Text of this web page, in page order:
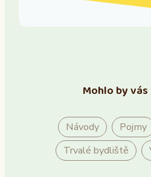
Mohlo by
Návody Pojmy
Trvalé bydliště